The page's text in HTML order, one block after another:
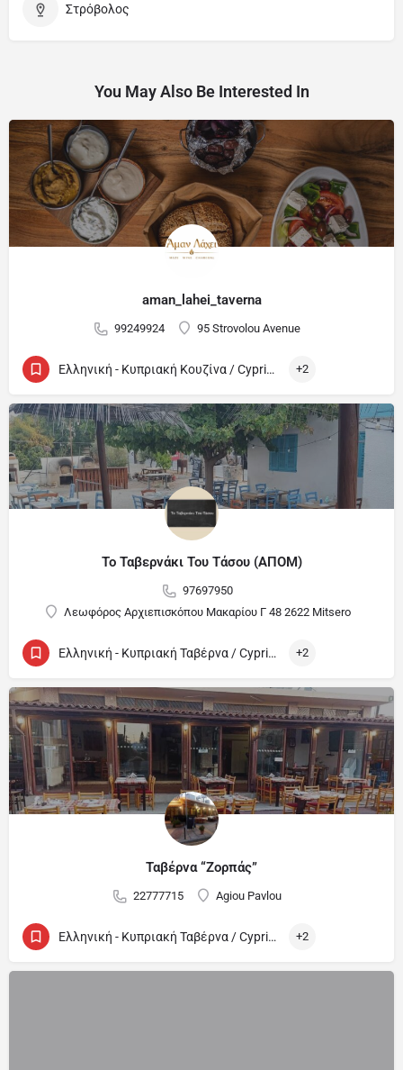
Στρόβολος
You May Also Be Interested In
aman_lahei_taverna
99249924 95 Strovolou Avenue
Ελληνική - Κυπριακή Κουζίνα / Cypriot and Greek +2
Το Ταβερνάκι Του Τάσου (ΑΠΟΜ)
97697950
Λεωφόρος Αρχιεπισκόπου Μακαρίου Γ 48 2622 Mitsero
Ελληνική - Κυπριακή Ταβέρνα / Cypriot and Greek Tavern +2
Ταβέρνα “Ζορπάς”
22777715 Agiou Pavlou
Ελληνική - Κυπριακή Ταβέρνα / Cypriot and Greek Tavern +2